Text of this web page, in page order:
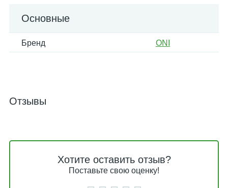
Основные
Бренд ONI
Отзывы
Хотите оставить отзыв?
Поставьте свою оценку!